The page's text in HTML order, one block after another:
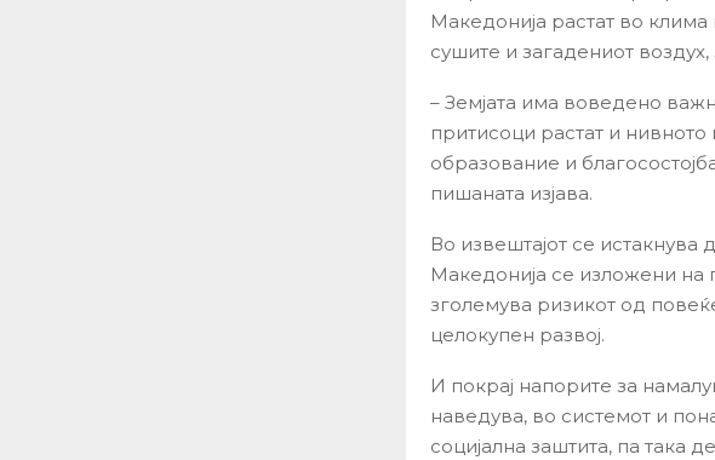
Македонија растат во
сушите и загадениот
– Земјата има воведено
притисоци растат и нивното
образование и
пишаната изјава.
Во извештајот се
Македонија се изложени на
зголемува ризикот од
целокупен развој.
И покрај напорите за
наведува, во системот и
социјална заштита, па така